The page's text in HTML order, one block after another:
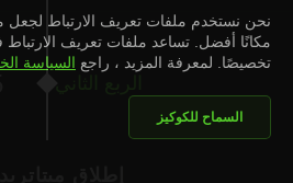
الربع الثاني
مكانًا أفضل. تساعد ملفات تعريف الارتباط
تخصيصًا. لمعرفة المزيد ، راجع السياسة
السماح للكوكيز